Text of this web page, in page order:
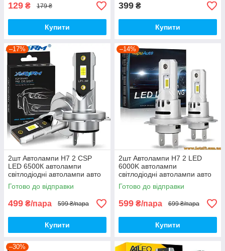
129 ₴ 179 ₴
Купити
399 ₴
Купити
–17%
2шт Автолампи H7 2 CSP
LED 6500К автолампи
світлодіодні автолампи авто
лед лампи авто лампа лед
світлодіодна птф дхо лед led
Готово до відправки
499 ₴/пара 599 ₴/пара
Купити
–14%
2шт Автолампи H7 2 LED
6000K автолампи
світлодіодні автолампи авто
лед лампи авто лампа лед
світлодіодна дхо птф на авто
Готово до відправки
599 ₴/пара 699 ₴/пара
Купити
–30%